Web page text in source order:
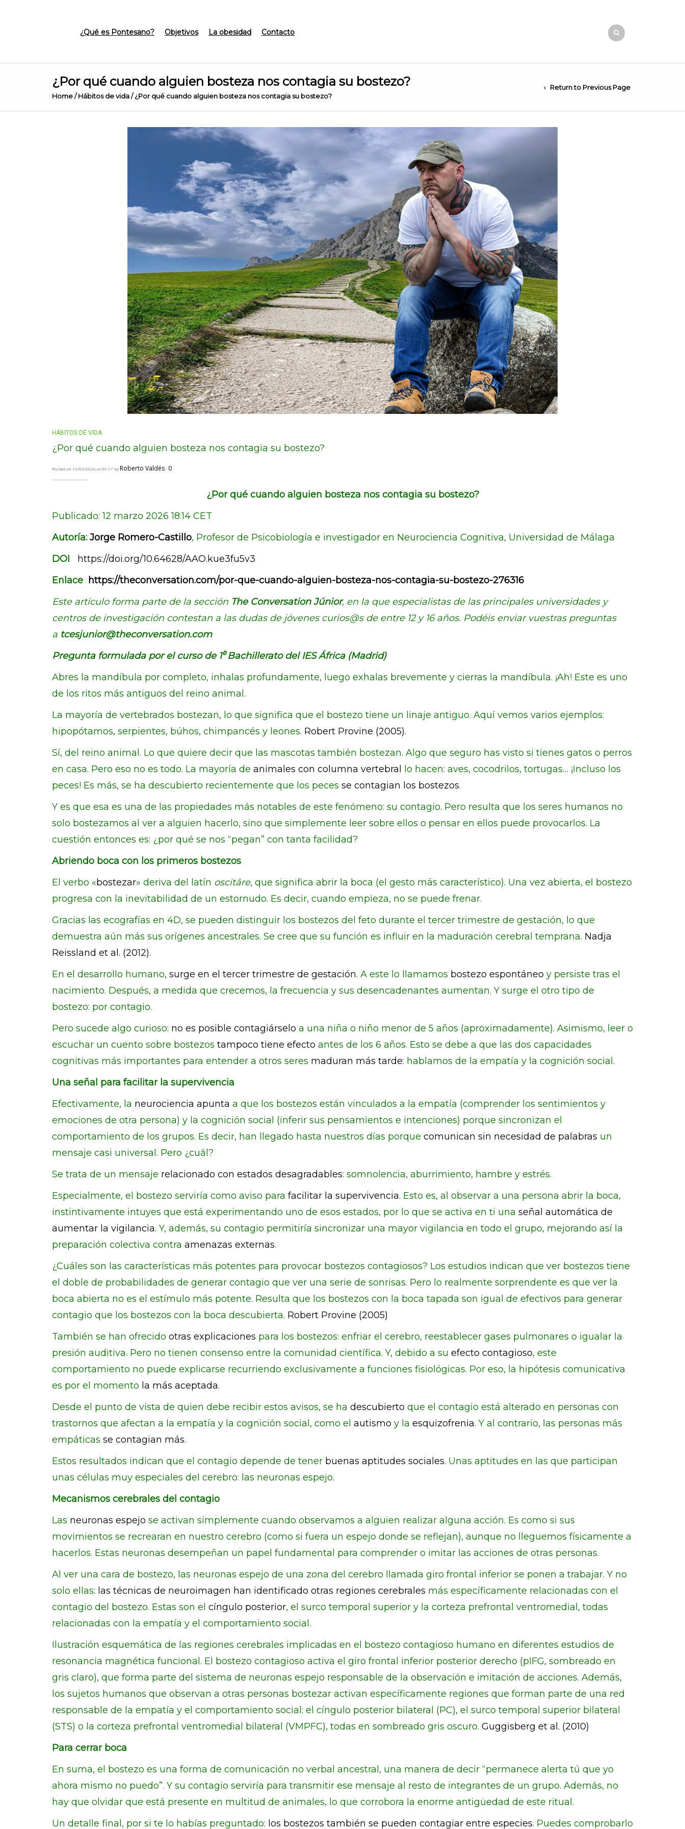
¿Qué es Pontesano? Objetivos La obesidad Contacto
¿Por qué cuando alguien bosteza nos contagia su bostezo?
Home/ Hábitos de vida/ ¿Por qué cuando alguien bosteza nos contagia su bostezo?
Return to Previous Page
HÁBITOS DE VIDA
¿Por qué cuando alguien bosteza nos contagia su bostezo?
Posted on 15/03/2026 at 09:17 byRoberto Valdés/ 0
¿Por qué cuando alguien bosteza nos contagia su bostezo?
Publicado: 12 marzo 2026 18:14 CET
Autoría: Jorge Romero-Castillo, Profesor de Psicobiología e investigador en Neurociencia Cognitiva, Universidad de Málaga
DOI
https://doi.org/10.64628/AAO.kue3fu5v3
Enlace https://theconversation.com/por-que-cuando-alguien-bosteza-nos-contagia-su-bostezo-276316
Este artículo forma parte de la sección The Conversation Júnior, en la que especialistas de las principales universidades y
centros de investigación contestan a las dudas de jóvenes curios@s de entre 12 y 16 años. Podéis enviar vuestras preguntas
a tcesjunior@theconversation.com
Pregunta formulada por el curso de 1⁰ Bachillerato del IES África (Madrid)
Abres la mandíbula por completo, inhalas profundamente, luego exhalas brevemente y cierras la mandíbula. ¡Ah! Este es uno
de los ritos más antiguos del reino animal.
La mayoría de vertebrados bostezan, lo que significa que el bostezo tiene un linaje antiguo. Aquí vemos varios ejemplos:
hipopótamos, serpientes, búhos, chimpancés y leones. Robert Provine (2005).
Sí, del reino animal. Lo que quiere decir que las mascotas también bostezan. Algo que seguro has visto si tienes gatos o perros
en casa. Pero eso no es todo. La mayoría de animales con columna vertebral
lo hacen: aves, cocodrilos, tortugas… ¡Incluso los
peces! Es más, se ha descubierto recientemente que los peces se contagian los bostezos.
Y es que esa es una de las propiedades más notables de este fenómeno: su contagio. Pero resulta que los seres humanos no
solo bostezamos al ver a alguien hacerlo, sino que simplemente leer sobre ellos o pensar en ellos puede provocarlos. La
cuestión entonces es: ¿por qué se nos “pegan” con tanta facilidad?
Abriendo boca con los primeros bostezos
El verbo «bostezar» deriva del latín oscitāre, que significa abrir la boca (el gesto más característico). Una vez abierta, el bostezo
progresa con la inevitabilidad de un estornudo. Es decir, cuando empieza, no se puede frenar.
Gracias las ecografías en 4D, se pueden distinguir los bostezos del feto durante el tercer trimestre de gestación, lo que
demuestra aún más sus orígenes ancestrales. Se cree que su función es influir en la maduración cerebral temprana. Nadja
Reissland et al. (2012).
En el desarrollo humano, surge en el tercer trimestre de gestación. A este lo llamamos bostezo espontáneo y persiste tras el
nacimiento. Después, a medida que crecemos, la frecuencia y sus desencadenantes aumentan. Y surge el otro tipo de
bostezo: por contagio.
Pero sucede algo curioso: no es posible contagiárselo a una niña o niño menor de 5 años (aproximadamente). Asimismo, leer o
escuchar un cuento sobre bostezos tampoco tiene efecto antes de los 6 años. Esto se debe a que las dos capacidades
cognitivas más importantes para entender a otros seres maduran más tarde: hablamos de la empatía y la cognición social.
Una señal para facilitar la supervivencia
Efectivamente, la neurociencia apunta a que los bostezos están vinculados a la empatía (comprender los sentimientos y
emociones de otra persona) y la cognición social (inferir sus pensamientos e intenciones) porque sincronizan el
comportamiento de los grupos. Es decir, han llegado hasta nuestros días porque comunican sin necesidad de palabras un
mensaje casi universal. Pero ¿cuál?
Se trata de un mensaje relacionado con estados desagradables: somnolencia, aburrimiento, hambre y estrés.
Especialmente, el bostezo serviría como aviso para facilitar la supervivencia. Esto es, al observar a una persona abrir la boca,
instintivamente intuyes que está experimentando uno de esos estados, por lo que se activa en ti una señal automática de
aumentar la vigilancia. Y, además, su contagio permitiría sincronizar una mayor vigilancia en todo el grupo, mejorando así la
preparación colectiva contra amenazas externas.
¿Cuáles son las características más potentes para provocar bostezos contagiosos? Los estudios indican que ver bostezos tiene
el doble de probabilidades de generar contagio que ver una serie de sonrisas. Pero lo realmente sorprendente es que ver la
boca abierta no es el estímulo más potente. Resulta que los bostezos con la boca tapada son igual de efectivos para generar
contagio que los bostezos con la boca descubierta. Robert Provine (2005)
También se han ofrecido otras explicaciones para los bostezos: enfriar el cerebro, reestablecer gases pulmonares o igualar la
presión auditiva. Pero no tienen consenso entre la comunidad científica. Y, debido a su efecto contagioso, este
comportamiento no puede explicarse recurriendo exclusivamente a funciones fisiológicas. Por eso, la hipótesis comunicativa
es por el momento la más aceptada.
Desde el punto de vista de quien debe recibir estos avisos, se ha descubierto que el contagio está alterado en personas con
trastornos que afectan a la empatía y la cognición social, como el autismo y la esquizofrenia. Y al contrario, las personas más
empáticas se contagian más.
Estos resultados indican que el contagio depende de tener buenas aptitudes sociales. Unas aptitudes en las que participan
unas células muy especiales del cerebro: las neuronas espejo.
Mecanismos cerebrales del contagio
Las neuronas espejo se activan simplemente cuando observamos a alguien realizar alguna acción. Es como si sus
movimientos se recrearan en nuestro cerebro (como si fuera un espejo donde se reflejan), aunque no lleguemos físicamente a
hacerlos. Estas neuronas desempeñan un papel fundamental para comprender o imitar las acciones de otras personas.
Al ver una cara de bostezo, las neuronas espejo de una zona del cerebro llamada giro frontal inferior se ponen a trabajar. Y no
solo ellas: las técnicas de neuroimagen han identificado otras regiones cerebrales más específicamente relacionadas con el
contagio del bostezo. Estas son el cíngulo posterior, el surco temporal superior y la corteza prefrontal ventromedial, todas
relacionadas con la empatía y el comportamiento social.
Ilustración esquemática de las regiones cerebrales implicadas en el bostezo contagioso humano en diferentes estudios de
resonancia magnética funcional. El bostezo contagioso activa el giro frontal inferior posterior derecho (pIFG, sombreado en
gris claro), que forma parte del sistema de neuronas espejo responsable de la observación e imitación de acciones. Además,
los sujetos humanos que observan a otras personas bostezar activan específicamente regiones que forman parte de una red
responsable de la empatía y el comportamiento social: el cíngulo posterior bilateral (PC), el surco temporal superior bilateral
(STS) o la corteza prefrontal ventromedial bilateral (VMPFC), todas en sombreado gris oscuro. Guggisberg et al. (2010)
Para cerrar boca
En suma, el bostezo es una forma de comunicación no verbal ancestral, una manera de decir “permanece alerta tú que yo
ahora mismo no puedo”. Y su contagio serviría para transmitir ese mensaje al resto de integrantes de un grupo. Además, no
hay que olvidar que está presente en multitud de animales, lo que corrobora la enorme antigüedad de este ritual.
Un detalle final, por si te lo habías preguntado: los bostezos también se pueden contagiar entre especies. Puedes comprobarlo